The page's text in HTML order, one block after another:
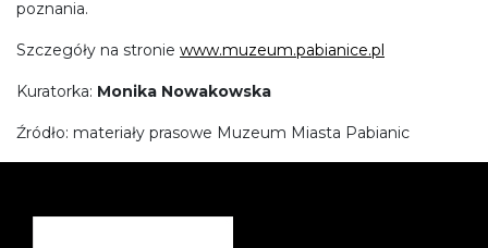
poznania.
Szczegóły na stronie www.muzeum.pabianice.pl
Kuratorka: Monika Nowakowska
Źródło: materiały prasowe Muzeum Miasta Pabianic